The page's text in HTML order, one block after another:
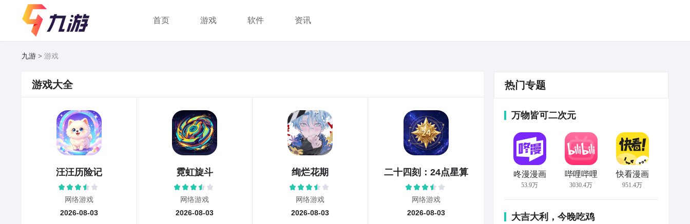
首页 游戏 软件 资讯
九游 游戏
游戏大全
共计876258
汪汪历险记
网络游戏
2026-08-03
霓虹旋斗
网络游戏
2026-08-03
绚烂花期
网络游戏
2026-08-03
二十四刻：24点星算
网络游戏
2026-08-03
热门专题
万物皆可二次元
咚漫漫画
53.9万
哔哩哔哩
3030.4万
快看漫画
951.4万
大吉大利，今晚吃鸡